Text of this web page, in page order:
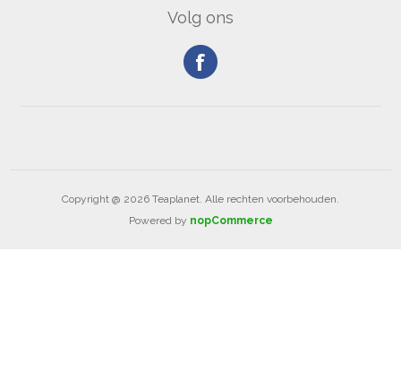
Volg ons
Copyright @ 2026 Teaplanet. Alle rechten voorbehouden.
Powered by nopCommerce